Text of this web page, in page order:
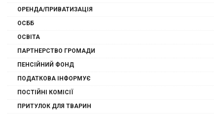
ОРЕНДА/ПРИВАТИЗАЦІЯ
ОСББ
ОСВІТА
ПАРТНЕРСТВО ГРОМАДИ
ПЕНСІЙНИЙ ФОНД
ПОДАТКОВА ІНФОРМУЄ
ПОСТІЙНІ КОМІСІЇ
ПРИТУЛОК ДЛЯ ТВАРИН